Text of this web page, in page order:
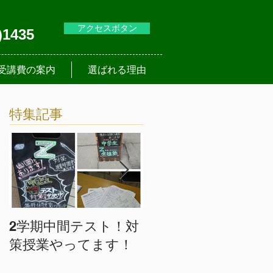
アクセスボタン
講費の案内 選ばれる理由
特集記事
2学期中間テスト！対
策授業やってます！